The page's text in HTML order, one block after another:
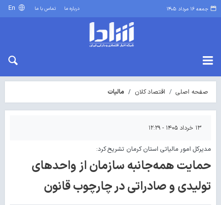
جمعه ۱۶ مرداد ۱۴۰۵ درباره ما تماس با ما
صفحه اصلی اقتصاد کلان مالیات
۱۳ خرداد ۱۴۰۵ - ۱۲:۲۹
مدیرکل امور مالیاتی استان کرمان تشریح کرد:
حمایت همه‌جانبه سازمان از واحدهای
تولیدی و صادراتی در چارچوب قانون